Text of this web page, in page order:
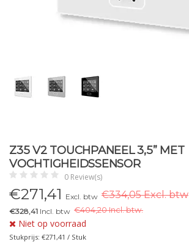
Z35 V2 TOUCHPANEEL 3,5” MET
VOCHTIGHEIDSSENSOR
0 Review(s)
€271,41 Excl. btw €334,05 Excl. btw
€328,41 Incl. btw €404,20 Incl. btw.
Niet op voorraad
Stukprijs: €271,41 / Stuk